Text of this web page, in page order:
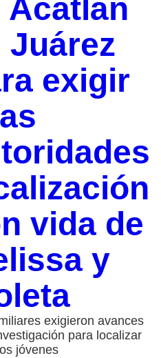
Acatlán
Juárez
exigir
vida de
y
exigieron avances
para localizar
jóvenes